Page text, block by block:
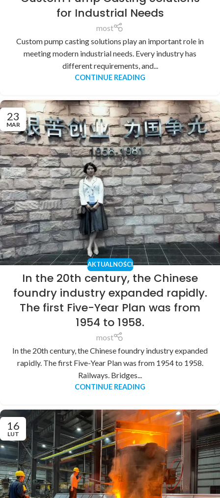
for Industrial Needs
most
Custom pump casting solutions play an important role in
meeting modern industrial needs. Every industry has
different requirements, and...
CONTINUE READING
23
MAR
AKTUALNOŚCI
In the 20th century, the Chinese
foundry industry expanded rapidly.
The first Five-Year Plan was from
1954 to 1958.
most
In the 20th century, the Chinese foundry industry expanded
rapidly. The first Five-Year Plan was from 1954 to 1958.
Railways. Bridges...
CONTINUE READING
16
LUT